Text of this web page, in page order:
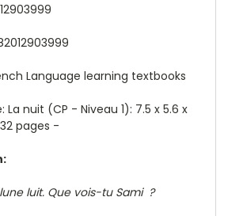
Language learning textbooks
La nuit (CP - Niveau 1): 7.5 x 5.6 x
pages -
luit. Que vois-tu Sami ?